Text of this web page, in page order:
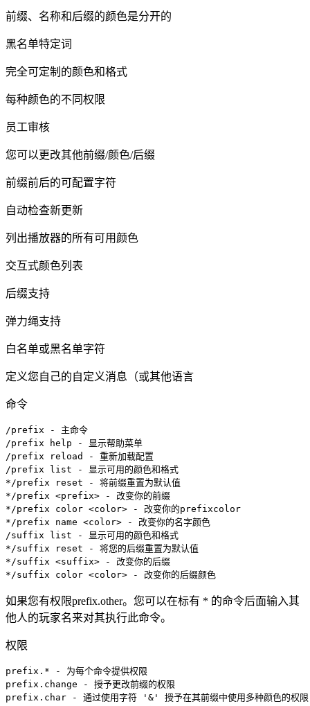
前缀、名称和后缀的颜色是分开的
黑名单特定词
完全可定制的颜色和格式
每种颜色的不同权限
员工审核
您可以更改其他前缀/颜色/后缀
前缀前后的可配置字符
自动检查新更新
列出播放器的所有可用颜色
交互式颜色列表
后缀支持
弹力绳支持
白名单或黑名单字符
定义您自己的自定义消息（或其他语言
命令
/prefix - 主命令
/prefix help - 显示帮助菜单
/prefix reload - 重新加载配置
/prefix list - 显示可用的颜色和格式
*/prefix reset - 将前缀重置为默认值
*/prefix <prefix> - 改变你的前缀
*/prefix color <color> - 改变你的prefixcolor
*/prefix name <color> - 改变你的名字颜色
/suffix list - 显示可用的颜色和格式
*/suffix reset - 将您的后缀重置为默认值
*/suffix <suffix> - 改变你的后缀
*/suffix color <color> - 改变你的后缀颜色
如果您有权限prefix.other。您可以在标有 * 的命令后面输入其
他人的玩家名来对其执行此命令。
权限
prefix.* - 为每个命令提供权限
prefix.change - 授予更改前缀的权限
prefix.char - 通过使用字符 '&' 授予在其前缀中使用多种颜色的权限